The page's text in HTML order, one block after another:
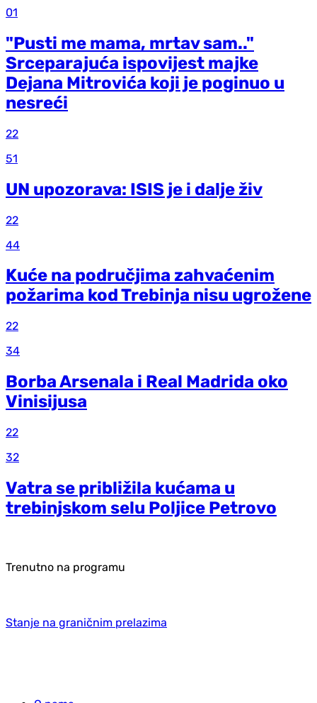
01
"Pusti me mama, mrtav sam.."
Srceparajuća ispovijest majke
Dejana Mitrovića koji je poginuo u
nesreći
22
51
UN upozorava: ISIS je i dalje živ
22
44
Kuće na područjima zahvaćenim
požarima kod Trebinja nisu ugrožene
22
34
Borba Arsenala i Real Madrida oko
Vinisijusa
22
32
Vatra se približila kućama u
trebinjskom selu Poljice Petrovo
Trenutno na programu
Stanje na graničnim prelazima